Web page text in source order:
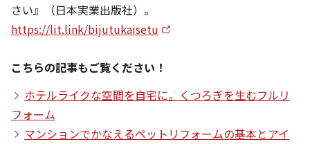
さい』（日本実業出版社）。
https://lit.link/bijutukaisetu
こちらの記事もご覧ください！
ホテルライクな空間を自宅に。くつろぎを生むフルリ
フォーム
マンションでかなえるペットリフォームの基本とアイ